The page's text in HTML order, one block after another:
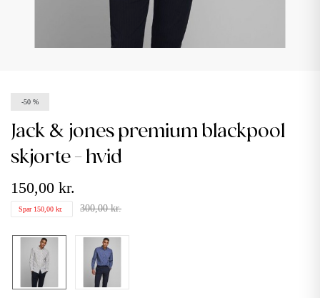
-50 %
jack & jones premium blackpool
skjorte - hvid
150,00 kr.
Spar 150,00 kr. 300,00 kr.